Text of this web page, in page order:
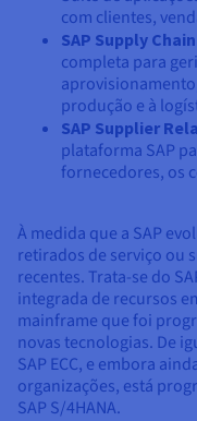
com clientes,
SAP Supply
completa para
produção e à
SAP Supplier
plataforma SAP
fornecedores, os
À medida que a SAP
retirados de serviço ou
recentes. Trata-se do
integrada de recursos
mainframe que foi
novas tecnologias. De
SAP ECC, e embora
organizações, está
SAP S/4HANA.